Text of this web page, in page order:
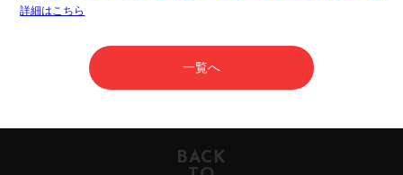
詳細はこちら
一覧へ
BACK